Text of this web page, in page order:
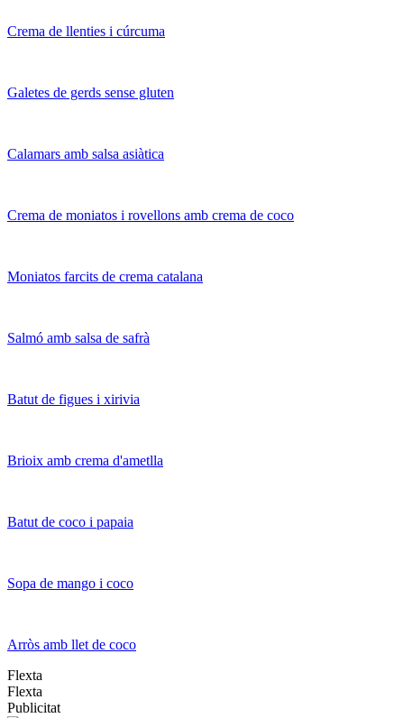
Crema de llenties i cúrcuma
Galetes de gerds sense gluten
Calamars amb salsa asiàtica
Crema de moniatos i rovellons amb crema de coco
Moniatos farcits de crema catalana
Salmó amb salsa de safrà
Batut de figues i xirivia
Brioix amb crema d'ametlla
Batut de coco i papaia
Sopa de mango i coco
Arròs amb llet de coco
Flexta
Flexta
Publicitat